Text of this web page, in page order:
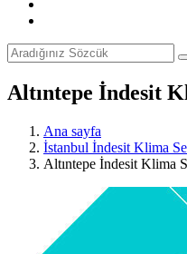
Altıntepe İndesit
Ana sayfa
İstanbul İndesit Klima
Altıntepe İndesit Klima